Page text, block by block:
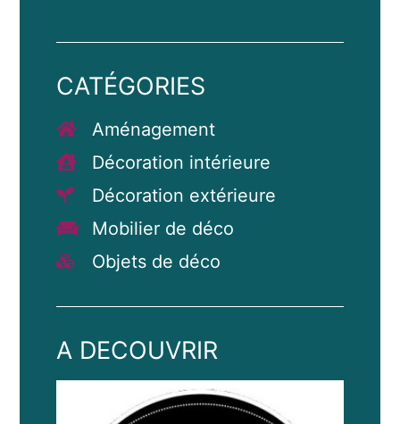
CATÉGORIES
Aménagement
Décoration intérieure
Décoration extérieure
Mobilier de déco
Objets de déco
A DECOUVRIR